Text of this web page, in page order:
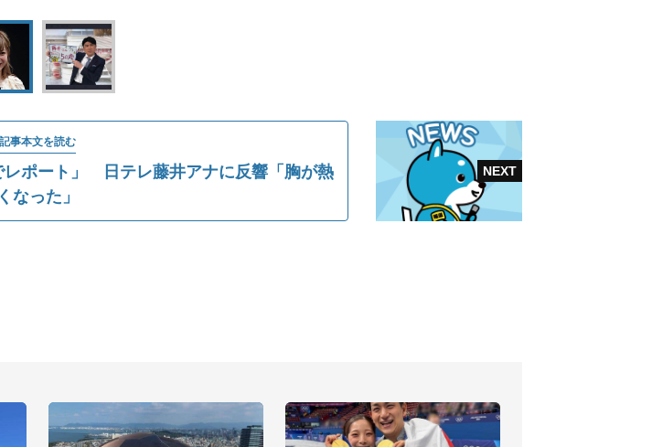
記事本文を読む
レポート」 日テレ藤井アナに反響「胸が熱
くなった」